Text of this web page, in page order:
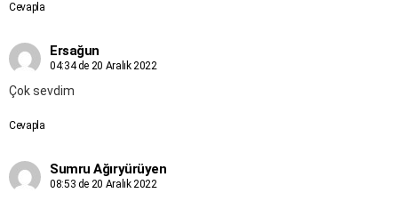
Cevapla
Ersağun
04:34 de 20 Aralık 2022
Çok sevdim
Cevapla
Sumru Ağıryürüyen
08:53 de 20 Aralık 2022